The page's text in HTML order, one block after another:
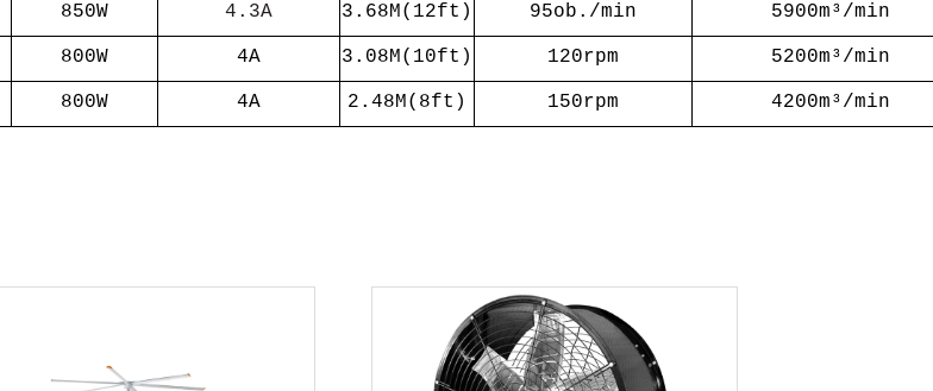
850W 4.3A 3.68M(12ft) 95ob./min 5900m³/min
800W 4A 3.08M(10ft) 120rpm 5200m³/min
800W 4A 2.48M(8ft) 150rpm 4200m³/min